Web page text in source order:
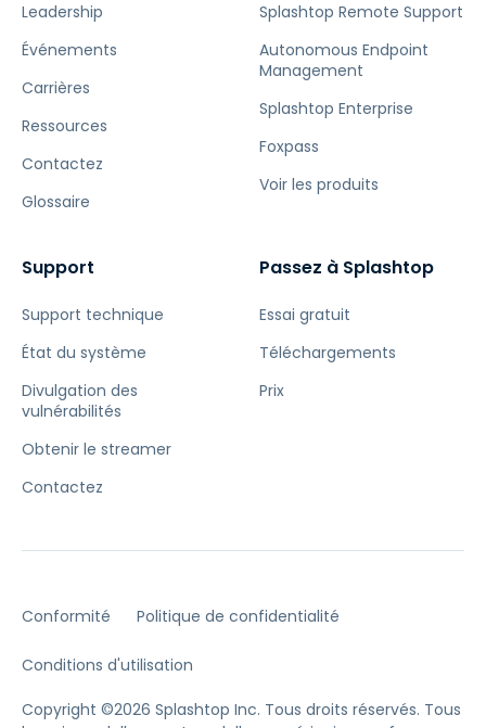
Leadership
Événements
Carrières
Ressources
Contactez
Glossaire
Splashtop Remote Support
Autonomous Endpoint
Management
Splashtop Enterprise
Foxpass
Voir les produits
Support
Support technique
État du système
Divulgation des
vulnérabilités
Obtenir le streamer
Contactez
Passez à Splashtop
Essai gratuit
Téléchargements
Prix
Conformité Politique de confidentialité
Conditions d'utilisation
Copyright ©2026 Splashtop Inc. Tous droits réservés. Tous